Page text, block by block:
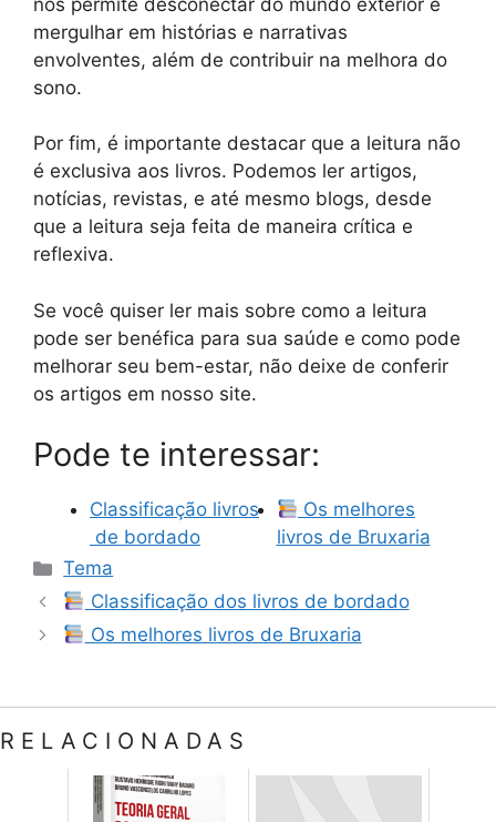
mergulhar em histórias e narrativas
envolventes, além de contribuir na melhora do
sono.
Por fim, é importante destacar que a leitura não
é exclusiva aos livros. Podemos ler artigos,
notícias, revistas, e até mesmo blogs, desde
que a leitura seja feita de maneira crítica e
reflexiva.
Se você quiser ler mais sobre como a leitura
pode ser benéfica para sua saúde e como pode
melhorar seu bem-estar, não deixe de conferir
os artigos em nosso site.
Pode te interessar:
Classificação livros
de bordado
Os melhores
livros de Bruxaria
Categorias
Tema
Classificação dos livros de bordado
Os melhores livros de Bruxaria
RELACIONADAS